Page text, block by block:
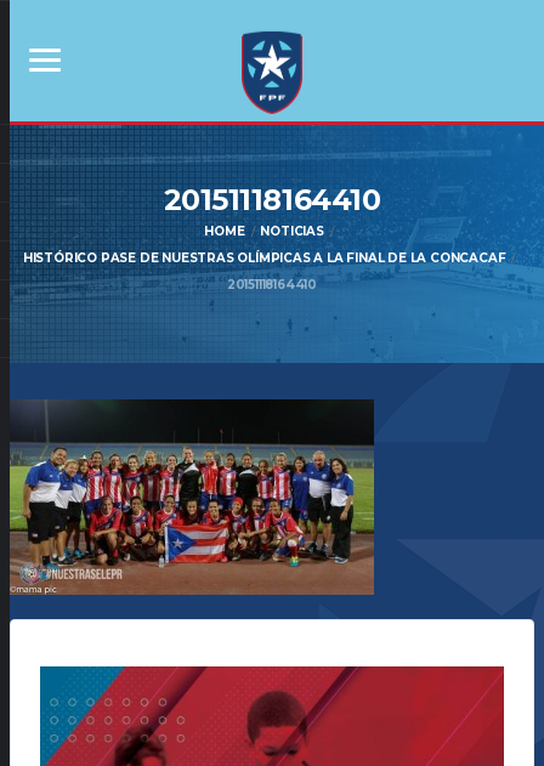
20151118164410
HOME
NOTICIAS
HISTÓRICO PASE DE NUESTRAS OLÍMPICAS A LA FINAL DE LA CONCACAF
20151118164410